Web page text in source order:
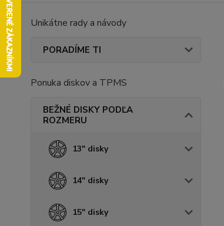
Unikátne rady a návody
PORADÍME TI
Ponuka diskov a TPMS
BEŽNÉ DISKY PODĽA
ROZMERU
13" disky
14" disky
15" disky